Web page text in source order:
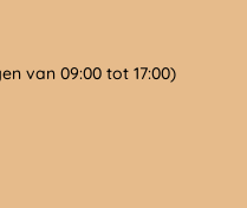
van 09:00 tot 17:00)